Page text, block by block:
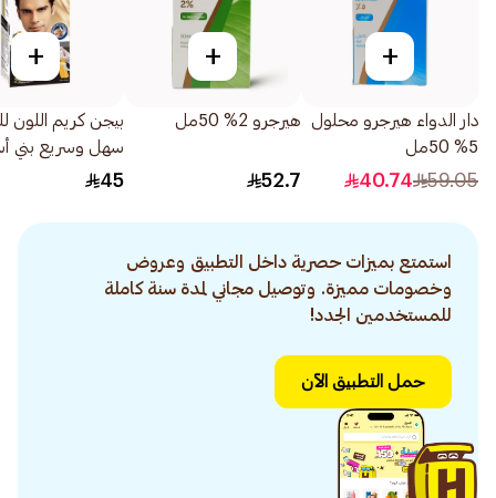
+
دار الدواء هيرجرو محلول
5% 50مل
59.05
40.74
+
هيرجرو 2% 50مل
52.7
+
بيجن كريم اللون
سهل وسريع بني
102 80جرام
45
استمتع بميزات حصرية داخل التطبيق وعروض
وخصومات مميزة. وتوصيل مجاني لمدة سنة كاملة
للمستخدمين الجدد!
حمل التطبيق الآن